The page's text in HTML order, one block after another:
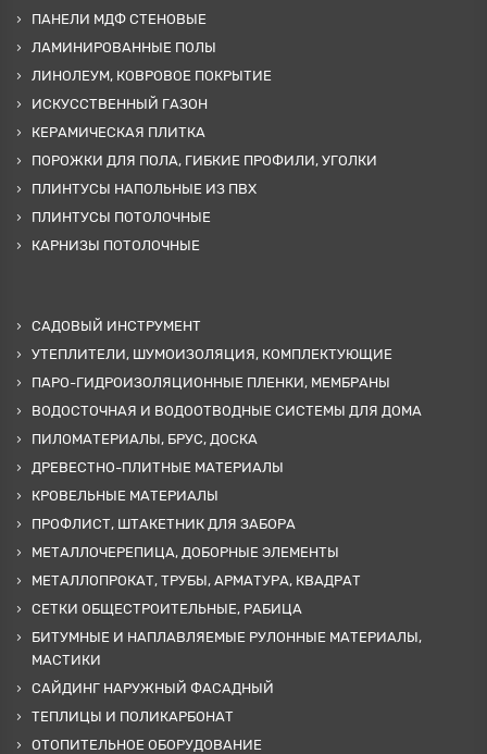
ПАНЕЛИ МДФ СТЕНОВЫЕ
ЛАМИНИРОВАННЫЕ ПОЛЫ
ЛИНОЛЕУМ, КОВРОВОЕ ПОКРЫТИЕ
ИСКУССТВЕННЫЙ ГАЗОН
КЕРАМИЧЕСКАЯ ПЛИТКА
ПОРОЖКИ ДЛЯ ПОЛА, ГИБКИЕ ПРОФИЛИ, УГОЛКИ
ПЛИНТУСЫ НАПОЛЬНЫЕ ИЗ ПВХ
ПЛИНТУСЫ ПОТОЛОЧНЫЕ
КАРНИЗЫ ПОТОЛОЧНЫЕ
САДОВЫЙ ИНСТРУМЕНТ
УТЕПЛИТЕЛИ, ШУМОИЗОЛЯЦИЯ, КОМПЛЕКТУЮЩИЕ
ПАРО-ГИДРОИЗОЛЯЦИОННЫЕ ПЛЕНКИ, МЕМБРАНЫ
ВОДОСТОЧНАЯ И ВОДООТВОДНЫЕ СИСТЕМЫ ДЛЯ ДОМА
ПИЛОМАТЕРИАЛЫ, БРУС, ДОСКА
ДРЕВЕСТНО-ПЛИТНЫЕ МАТЕРИАЛЫ
КРОВЕЛЬНЫЕ МАТЕРИАЛЫ
ПРОФЛИСТ, ШТАКЕТНИК ДЛЯ ЗАБОРА
МЕТАЛЛОЧЕРЕПИЦА, ДОБОРНЫЕ ЭЛЕМЕНТЫ
МЕТАЛЛОПРОКАТ, ТРУБЫ, АРМАТУРА, КВАДРАТ
СЕТКИ ОБЩЕСТРОИТЕЛЬНЫЕ, РАБИЦА
БИТУМНЫЕ И НАПЛАВЛЯЕМЫЕ РУЛОННЫЕ МАТЕРИАЛЫ,
МАСТИКИ
САЙДИНГ НАРУЖНЫЙ ФАСАДНЫЙ
ТЕПЛИЦЫ И ПОЛИКАРБОНАТ
ОТОПИТЕЛЬНОЕ ОБОРУДОВАНИЕ